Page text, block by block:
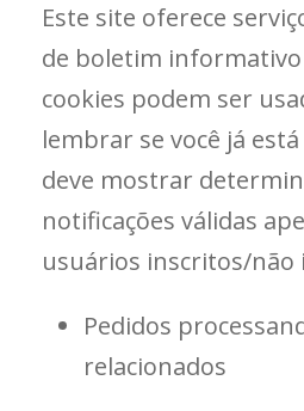
Este site oferece
de boletim informativo
cookies podem ser
lembrar se você já
deve mostrar
notificações válidas
usuários inscritos/não
Pedidos
relacionados